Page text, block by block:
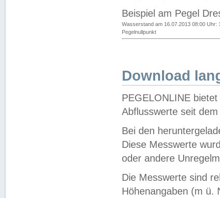
Beispiel am Pegel
Wasserstand am 16.07.2013 08:00 Uhr:
Pegelnullpunkt
Download
PEGELONLINE
Abflusswerte seit
Bei den
Diese Messwerte
oder andere
Die Messwerte sind
Höhenangaben (m ü.